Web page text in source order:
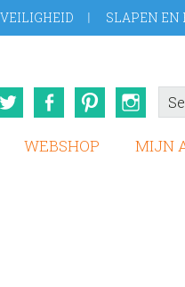
VEILIGHEID SLAPEN EN
Here
TwitterFacebookPinterest
WEBSHOP MIJN